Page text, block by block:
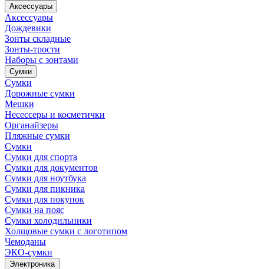
Аксессуары
Аксессуары
Дождевики
Зонты складные
Зонты-трости
Наборы с зонтами
Сумки
Сумки
Дорожные сумки
Мешки
Несессеры и косметички
Органайзеры
Пляжные сумки
Сумки
Сумки для спорта
Сумки для документов
Сумки для ноутбука
Сумки для пикника
Сумки для покупок
Сумки на пояс
Сумки холодильники
Холщовые сумки с логотипом
Чемоданы
ЭКО-сумки
Электроника